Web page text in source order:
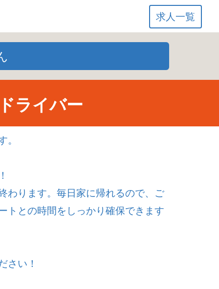
求人一覧
ライバー
わります。毎日家に帰れるので、ご
トとの時間をしっかり確保できます
さい！